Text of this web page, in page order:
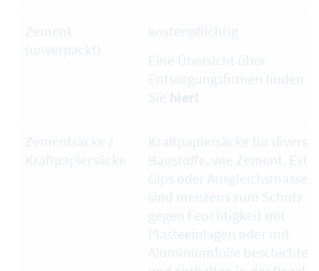
Zement
(unverpackt)
kostenpflichtig
Eine Übersicht über
Entsorgungsfirmen finden
Sie hier!
Zementsäcke /
Kraftpapiersäcke
Kraftpapiersäcke für diverse
Baustoffe, wie Zement,
Gips oder Ausgleichsmasse
sind meistens zum Schutz
gegen Feuchtigkeit mit
Plasteeinlagen oder mit
Aluminiumfolie beschichtet